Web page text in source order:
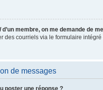
d’un membre, on me demande de
des courriels via le formulaire
de messages
poster une réponse ?